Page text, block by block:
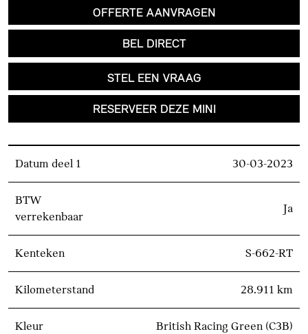
OFFERTE AANVRAGEN
BEL DIRECT
STEL EEN VRAAG
RESERVEER DEZE MINI
Datum deel 1 30-03-2023
BTW
verrekenbaar
Ja
Kenteken S-662-RT
Kilometerstand 28.911 km
Kleur British Racing Green (C3B)